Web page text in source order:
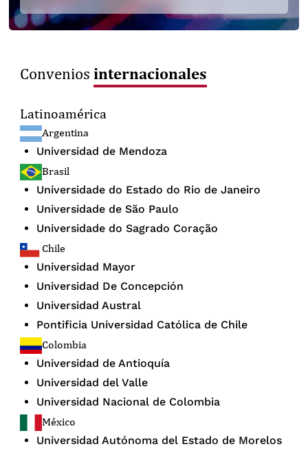
Conveniosinternacionales
Latinoamérica
Argentina
Universidad de Mendoza
Brasil
Universidade do Estado do Rio de Janeiro
Universidade de São Paulo
Universidade do Sagrado Coração
Chile
Universidad Mayor
Universidad De Concepción
Universidad Austral
Pontificia Universidad Católica de Chile
Colombia
Universidad de Antioquía
Universidad del Valle
Universidad Nacional de Colombia
México
Universidad Autónoma del Estado de Morelos